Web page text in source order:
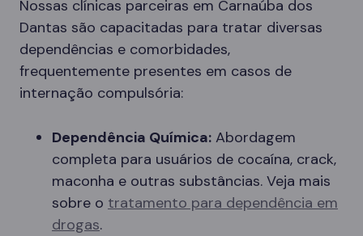
Nossas clínicas parceiras em Carnaúba dos
Dantas são capacitadas para tratar diversas
dependências e comorbidades,
frequentemente presentes em casos de
internação compulsória:
Dependência Química: Abordagem
completa para usuários de cocaína, crack,
maconha e outras substâncias. Veja mais
sobre o tratamento para dependência em
drogas.